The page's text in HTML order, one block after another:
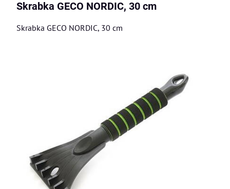
Skrabka GECO NORDIC, 30 cm
Skrabka GECO NORDIC, 30 cm